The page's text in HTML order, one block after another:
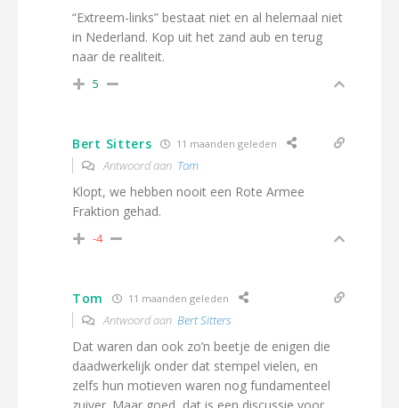
“Extreem-links” bestaat niet en al helemaal niet
in Nederland. Kop uit het zand aub en terug
naar de realiteit.
5
Bert Sitters 11 maanden geleden
Antwoord aan Tom
Klopt, we hebben nooit een Rote Armee
Fraktion gehad.
-4
Tom 11 maanden geleden
Antwoord aan Bert Sitters
Dat waren dan ook zo’n beetje de enigen die
daadwerkelijk onder dat stempel vielen, en
zelfs hun motieven waren nog fundamenteel